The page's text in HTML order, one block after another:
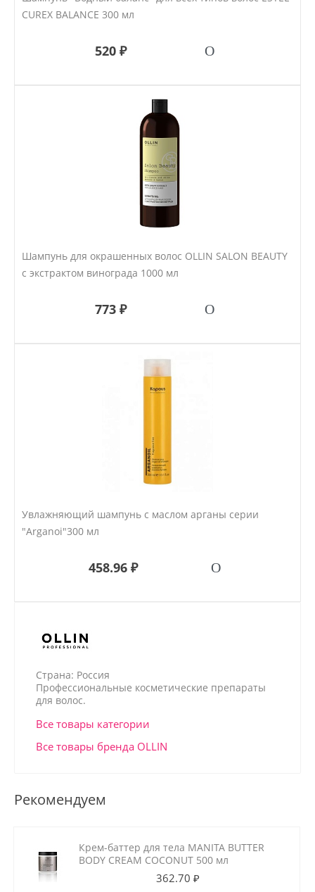
CUREX BALANCE 300 мл
520 ₽
Шампунь для окрашенных волос OLLIN SALON BEAUTY
с экстрактом винограда 1000 мл
773 ₽
Увлажняющий шампунь с маслом арганы серии
"Arganoi"300 мл
458.96 ₽
Страна: Россия
Профессиональные косметические препараты
для волос.
Все товары категории
Все товары бренда OLLIN
Рекомендуем
Крем-баттер для тела MANITA BUTTER
BODY CREAM COCONUT 500 мл
362.70 ₽